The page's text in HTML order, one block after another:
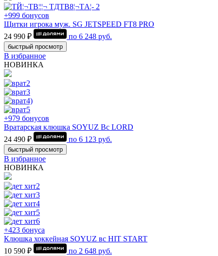
+999 бонусов
Щитки игрока муж. SG JETSPEED FT8 PRO
24 990 ₽
по 6 248 руб.
быстрый просмотр
В избранное
НОВИНКА
+979 бонусов
Вратарская клюшка SOYUZ Bc LORD
24 490 ₽
по 6 123 руб.
быстрый просмотр
В избранное
НОВИНКА
+423 бонуса
Клюшка хоккейная SOYUZ вс HIT START
10 590 ₽
по 2 648 руб.